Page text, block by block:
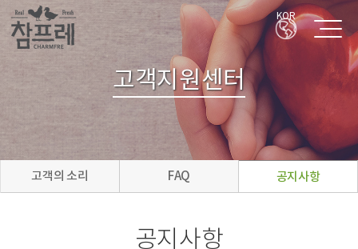
KOR
고객지원센터
고객의 소리 FAQ 공지사항
공지사항